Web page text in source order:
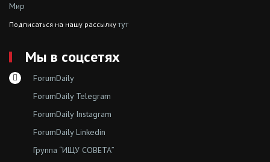
Мир
Подписаться на нашу рассылкутут
Мы в соцсетях
ForumDaily
ForumDaily Telegram
ForumDaily Instagram
ForumDaily Linkedin
Группа “ИЩУ СОВЕТА”